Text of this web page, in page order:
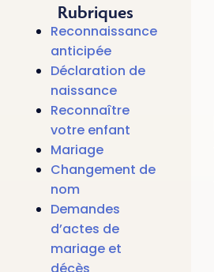
Rubriques
Reconnaissance
anticipée
Déclaration de
naissance
Reconnaître
votre enfant
Mariage
Changement de
nom
Demandes
d’actes de
mariage et